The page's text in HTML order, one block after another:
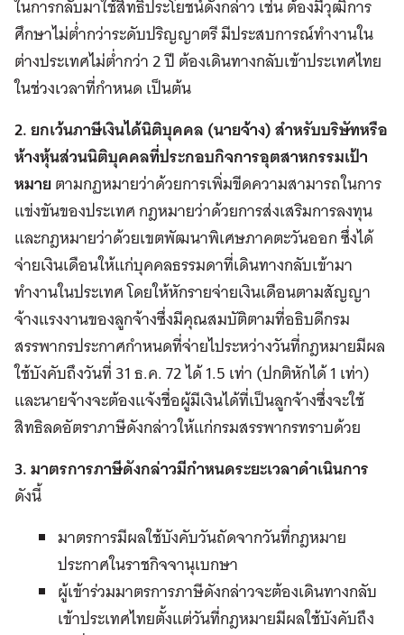
ในการกลับมาใช้สิทธิประโยชน์ดังกล่าว เช่น ต้องมีวุฒิการ
ศึกษาไม่ต่ำกว่าระดับปริญญาตรี มีประสบการณ์ทำงานใน
ต่างประเทศไม่ต่ำกว่า 2 ปี ต้องเดินทางกลับเข้าประเทศไทย
ในช่วงเวลาที่กำหนด เป็นต้น
2. ยกเว้นภาษีเงินได้นิติบุคคล (นายจ้าง) สำหรับบริษัทหรือ
ห้างหุ้นส่วนนิติบุคคลที่ประกอบกิจการอุตสาหกรรมเป้า
หมายตามกฏหมายว่าด้วยการเพิ่มขีดความสามารถในการ
แข่งขันของประเทศ กฎหมายว่าด้วยการส่งเสริมการลงทุน
และกฎหมายว่าด้วยเขตพัฒนาพิเศษภาคตะวันออก ซึ่งได้
จ่ายเงินเดือนให้แก่บุคคลธรรมดาที่เดินทางกลับเข้ามา
ทำงานในประเทศ โดยให้หักรายจ่ายเงินเดือนตามสัญญา
จ้างแรงงานของลูกจ้างซึ่งมีคุณสมบัติตามที่อธิบดีกรม
สรรพากรประกาศกำหนดที่จ่ายไประหว่างวันที่กฎหมายมีผล
ใช้บังคับถึงวันที่ 31 ธ.ค. 72 ได้ 1.5 เท่า (ปกติหักได้ 1 เท่า)
และนายจ้างจะต้องแจ้งชื่อผู้มีเงินได้ที่เป็นลูกจ้างซึ่งจะใช้
สิทธิลดอัตราภาษีดังกล่าวให้แก่กรมสรรพากรทราบด้วย
3. มาตรการภาษีดังกล่าวมีกำหนดระยะเวลาดำเนินการ
ดังนี้
มาตรการมีผลใช้บังคับวันถัดจากวันที่กฎหมาย
ประกาศในราชกิจจานุเบกษา
ผู้เข้าร่วมมาตรการภาษีดังกล่าวจะต้องเดินทางกลับ
เข้าประเทศไทยตั้งแต่วันที่กฎหมายมีผลใช้บังคับถึง